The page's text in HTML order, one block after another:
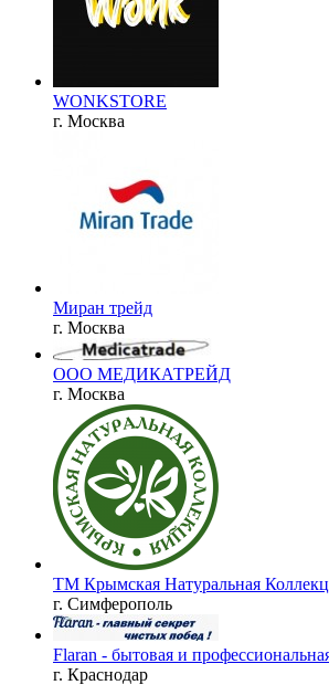
WONKSTORE
г. Москва
Миран трейд
г. Москва
ООО МЕДИКАТРЕЙД
г. Москва
ТМ Крымская Натуральная
г. Симферополь
Flaran - бытовая и
г. Краснодар